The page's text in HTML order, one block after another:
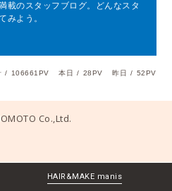
載のスタッフブログ。どんなスタ
みよう。
/ 106661PV 本日 / 28PV 昨日 / 52PV
Co.,Ltd.
HAIR&MAKE manis